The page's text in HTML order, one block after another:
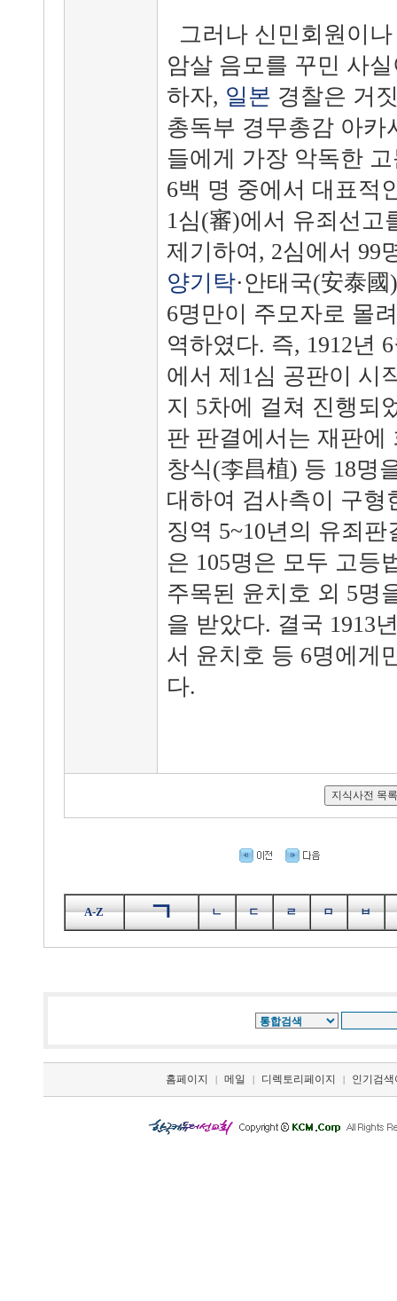
그러나 신민회원이
암살 음모를 꾸민 사
하자, 일본 경찰은 거
총독부 경무총감 아
들에게 가장 악독한
6백 명 중에서 대표적
1심(審)에서 유죄선고
제기하여, 2심에서 99
양기탁·안태국(安泰國
6명만이 주모자로 몰
역하였다. 즉, 1912년
에서 제1심 공판이 시
지 5차에 걸쳐 진행되
판 판결에서는 재판에
창식(李昌植) 등 18명
대하여 검사측이 구형
징역 5~10년의 유죄
은 105명은 모두 고등
주목된 윤치호 외 5명
을 받았다. 결국 1913
서 윤치호 등 6명에게
다.
A-Z ㄱ ㄴ ㄷ ㄹ ㅁ ㅂ
홈페이지 | 메일 | 디렉토리페이지 | 인기검색